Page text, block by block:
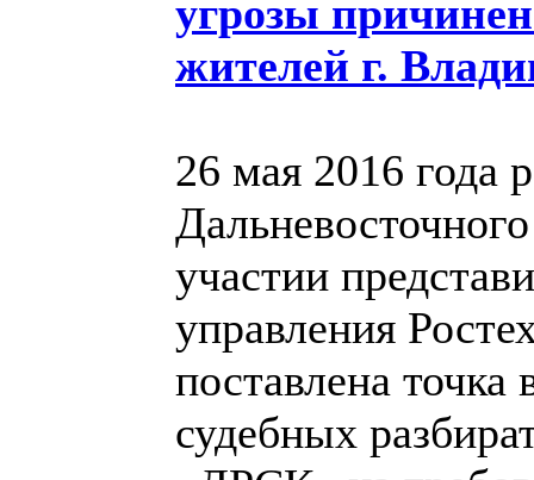
угрозы
жителей г.
26 мая 2016 года
участии
управления
поставлена точка
судебных